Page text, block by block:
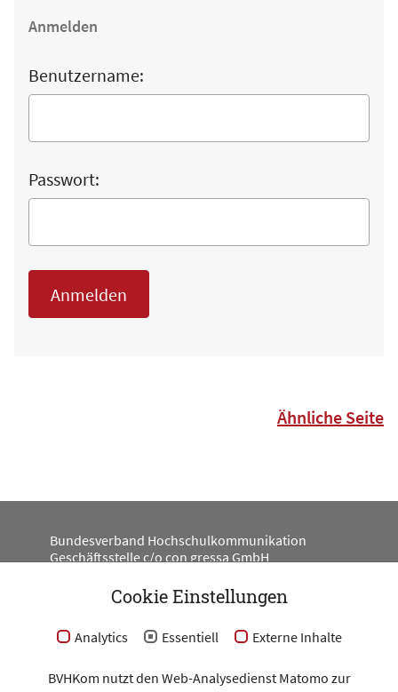
Anmelden
Benutzername:
Passwort:
Ähnliche Seite
Bundesverband Hochschulkommunikation
Geschäftsstelle c/o con gressa GmbH
10179 BerlinCookie Einstellungen
Analytics Essentiell Externe Inhalte
BVHKom nutzt den Web-Analysedienst Matomo zur